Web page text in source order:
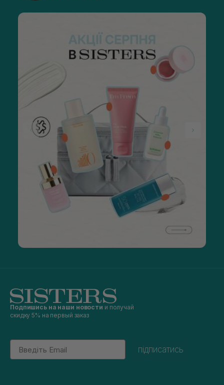
Подпишись на наши новости и получай
скидку 5% на первый заказ
Email
підписатись